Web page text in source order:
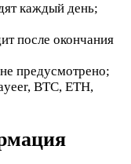
каждый день;
после окончания
предусмотрено;
BTC, ETH,